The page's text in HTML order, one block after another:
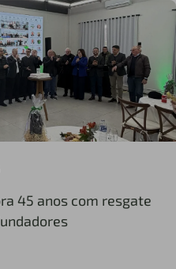
45 anos com resgate